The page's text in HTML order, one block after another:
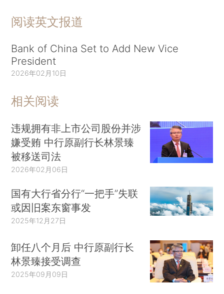
阅读英文报道
Bank of China Set to Add New Vice
President
2026年02月10日
相关阅读
违规拥有非上市公司股份并涉
嫌受贿 中行原副行长林景臻
被移送司法
2026年02月06日
国有大行省分行“一把手”失联
或因旧案东窗事发
2025年12月27日
卸任八个月后 中行原副行长
林景臻接受调查
2025年09月09日